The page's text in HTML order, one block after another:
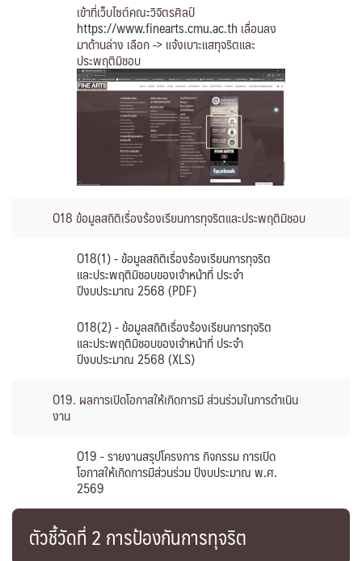
เข้าที่เว็บไซต์คณะวิจิตรศิลป์
https://www.finearts.cmu.ac.th เลื่อนลง
มาด้านล่าง เลือก -> แจ้งเบาะแสทุจริตและ
ประพฤติมิชอบ
O18 ข้อมูลสถิติเรื่องร้องเรียนการทุจริตและประพฤติมิชอบ
O18(1) - ข้อมูลสถิติเรื่องร้องเรียนการทุจริต
และประพฤติมิชอบของเจ้าหน้าที่ ประจำ
ปีงบประมาณ 2568 (PDF)
O18(2) - ข้อมูลสถิติเรื่องร้องเรียนการทุจริต
และประพฤติมิชอบของเจ้าหน้าที่ ประจำ
ปีงบประมาณ 2568 (XLS)
O19. ผลการเปิดโอกาสให้เกิดการมี ส่วนร่วมในการดำเนิน
งาน
O19 - รายงานสรุปโครงการ กิจกรรม การเปิด
โอกาสให้เกิดการมีส่วนร่วม ปีงบประมาณ พ.ศ.
2569
ตัวชี้วัดที่ 2 การป้องกันการทุจริต